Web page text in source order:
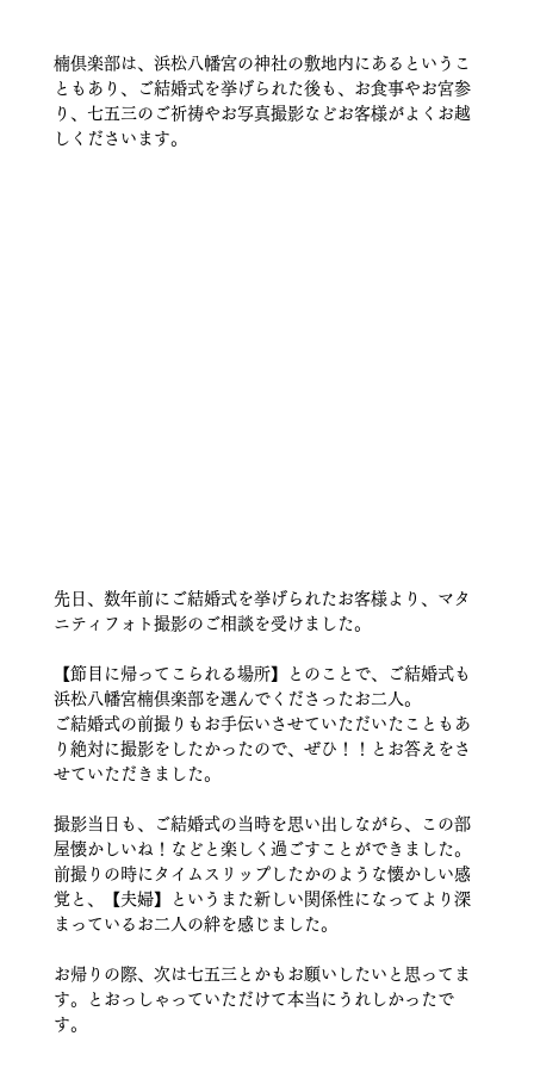
楠倶楽部は、浜松八幡宮の神社の敷地内にあるというこ
ともあり、ご結婚式を挙げられた後も、お食事やお宮参
り、七五三のご祈祷やお写真撮影などお客様がよくお越
しくださいます。
先日、数年前にご結婚式を挙げられたお客様より、マタ
ニティフォト撮影のご相談を受けました。
【節目に帰ってこられる場所】とのことで、ご結婚式も
浜松八幡宮楠倶楽部を選んでくださったお二人。
ご結婚式の前撮りもお手伝いさせていただいたこともあ
り絶対に撮影をしたかったので、ぜひ！！とお答えをさ
せていただきました。
撮影当日も、ご結婚式の当時を思い出しながら、この部
屋懐かしいね！などと楽しく過ごすことができました。
前撮りの時にタイムスリップしたかのような懐かしい感
覚と、【夫婦】というまた新しい関係性になってより深
まっているお二人の絆を感じました。
お帰りの際、次は七五三とかもお願いしたいと思ってま
す。とおっしゃっていただけて本当にうれしかったで
す。